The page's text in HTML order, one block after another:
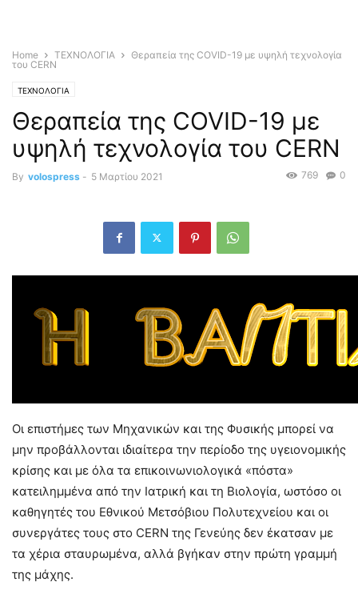
Home ΤΕΧΝΟΛΟΓΙΑ
Θεραπεία της COVID-19 με υψηλή τεχνολογία
του CERN
ΤΕΧΝΟΛΟΓΙΑ
Θεραπεία της COVID-19 με
υψηλή τεχνολογία του CERN
By volospress - 5 Μαρτίου 2021 0
769
Οι επιστήμες των Μηχανικών και της Φυσικής μπορεί να
μην προβάλλονται ιδιαίτερα την περίοδο της υγειονομικής
κρίσης και με όλα τα επικοινωνιολογικά «πόστα»
κατειλημμένα από την Ιατρική και τη Βιολογία, ωστόσο οι
καθηγητές του Εθνικού Μετσόβιου Πολυτεχνείου και οι
συνεργάτες τους στο CERN της Γενεύης δεν έκατσαν με
τα χέρια σταυρωμένα, αλλά βγήκαν στην πρώτη γραμμή
της μάχης.